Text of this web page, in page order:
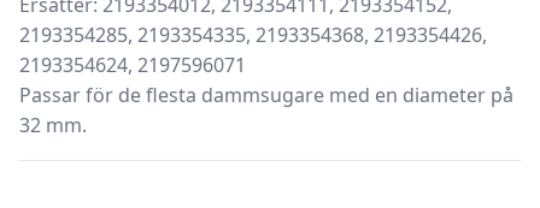
2193354285, 2193354335, 2193354368, 2193354426,
2193354624, 2197596071
Passar för de flesta dammsugare med en diameter på
32 mm.